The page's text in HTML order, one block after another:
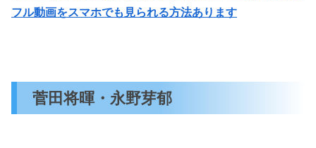
フル動画をスマホでも見られる方法あります
菅田将暉・永野芽郁